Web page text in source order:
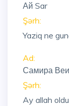
Ай Sar
Şərh:
Yaziq ne
Ad:
Самира
Şərh:
Ay allah